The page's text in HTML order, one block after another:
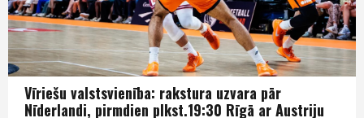
Vīriešu valstsvienība: rakstura uzvara pār
Nīderlandi, pirmdien plkst.19:30 Rīgā ar Austriju